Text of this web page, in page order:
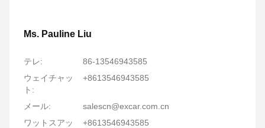
Ms. Pauline Liu
テレ:
86-13546943585
ウェイチャッ
ト:
+8613546943585
メール:
salescn@excar.com.cn
ワットスアッ
+8613546943585